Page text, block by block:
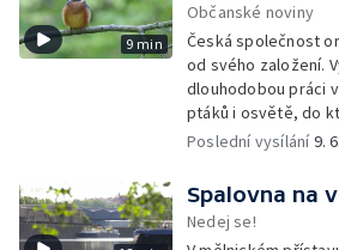
9 min
Občanské noviny
Česká společnost
od svého založení.
dlouhodobou práci
ptáků i osvětě, do
tisíce členů a
Poslední vysílání9.
Spalovna na
Nedej se!